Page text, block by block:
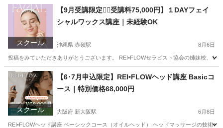
群馬 前橋市 高崎駅 スキンケア フェイシャル
スクール
【9月受講限定❤️‍🔥受講料75,000円】１DAYフェイ
シャルワックス講座｜未経験OK
沖縄県 赤嶺駅 8月6日
投稿をみていただきありがとうございます。 REI•FLOWセラピスト協会の姉妹校、
沖縄 那覇市 赤嶺駅 美容健康
スクール
【6･7月申込限定】REI•FLOWヘッド講座 Basicコ
ース｜特別価格68,000円
大阪府 新大阪駅 6月8日
REI•FLOWヘッド講座 ベーシックコース（オイルヘッド） ヘッドマッサージの技術